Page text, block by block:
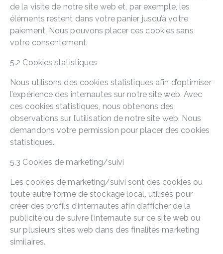
de la visite de notre site web et, par exemple, les
éléments restent dans votre panier jusqu’à votre
paiement. Nous pouvons placer ces cookies sans
votre consentement.
5.2 Cookies statistiques
Nous utilisons des cookies statistiques afin d’optimiser
l’expérience des internautes sur notre site web. Avec
ces cookies statistiques, nous obtenons des
observations sur l’utilisation de notre site web. Nous
demandons votre permission pour placer des cookies
statistiques.
5.3 Cookies de marketing/suivi
Les cookies de marketing/suivi sont des cookies ou
toute autre forme de stockage local, utilisés pour
créer des profils d’internautes afin d’afficher de la
publicité ou de suivre l’internaute sur ce site web ou
sur plusieurs sites web dans des finalités marketing
similaires.